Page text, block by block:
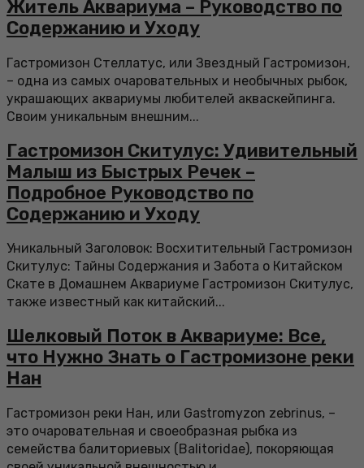
Житель Аквариума – Руководство по
Содержанию и Уходу
Гастромизон Стеллатус, или Звездный Гастромизон,
– одна из самых очаровательных и необычных рыбок,
украшающих аквариумы любителей акваскейпинга.
Своим уникальным внешним...
Гастромизон Скитулус: Удивительный
Малыш из Быстрых Речек –
Подробное Руководство по
Содержанию и Уходу
Уникальный Заголовок: Восхитительный Гастромизон
Скитулус: Тайны Содержания и Забота о Китайском
Скате в Домашнем Аквариуме Гастромизон Скитулус,
также известный как китайский...
Шелковый Поток в Аквариуме: Все,
что Нужно Знать о Гастромизоне реки
Нан
Гастромизон реки Нан, или Gastromyzon zebrinus, –
это очаровательная и своеобразная рыбка из
семейства балиториевых (Balitoridae), покоряющая